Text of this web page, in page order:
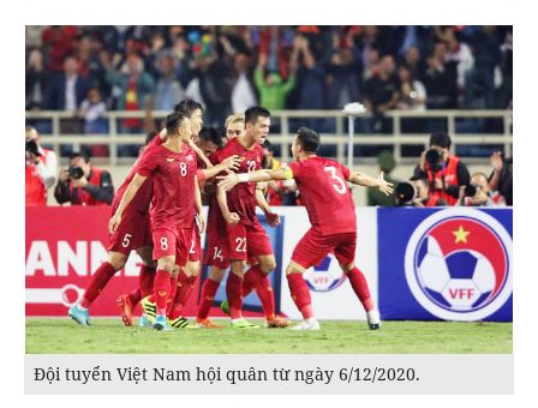
Đội tuyển Việt Nam hội quân từ ngày 6/12/2020.